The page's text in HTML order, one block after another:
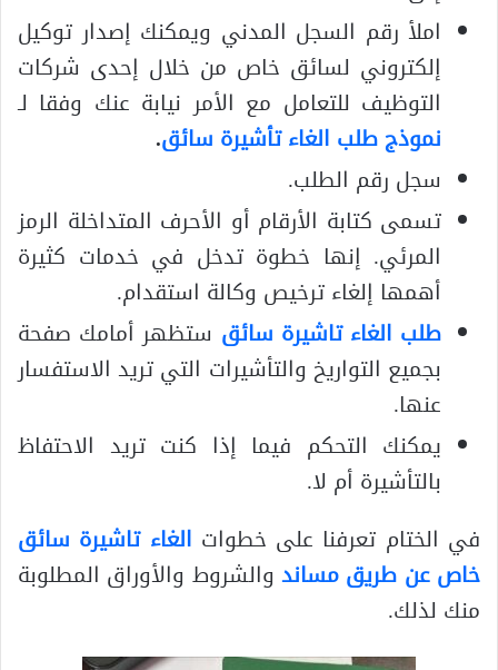
املأ رقم السجل المدني ويمكنك إصدار توكيل
إلكتروني لسائق خاص من خلال إحدى شركات
التوظيف للتعامل مع الأمر نيابة عنك وفقا لـ
نموذج طلب الغاء تأشيرة سائق.
سجل رقم الطلب.
تسمى كتابة الأرقام أو الأحرف المتداخلة الرمز
المرئي. إنها خطوة تدخل في خدمات كثيرة
أهمها إلغاء ترخيص وكالة استقدام.
طلب الغاء تاشيرة سائق ستظهر أمامك صفحة
بجميع التواريخ والتأشيرات التي تريد الاستفسار
عنها.
يمكنك التحكم فيما إذا كنت تريد الاحتفاظ
بالتأشيرة أم لا.
في الختام تعرفنا على خطوات الغاء تاشيرة سائق
خاص عن طريق مساند والشروط والأوراق المطلوبة
منك لذلك.